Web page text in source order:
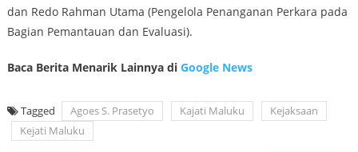
dan Redo Rahman Utama (Pengelola Penanganan Perkara pada
Bagian Pemantauan dan Evaluasi).
Baca Berita Menarik Lainnya di Google News
Tagged Agoes S. Prasetyo Kajati Maluku
Kejaksaan
Kejati Maluku